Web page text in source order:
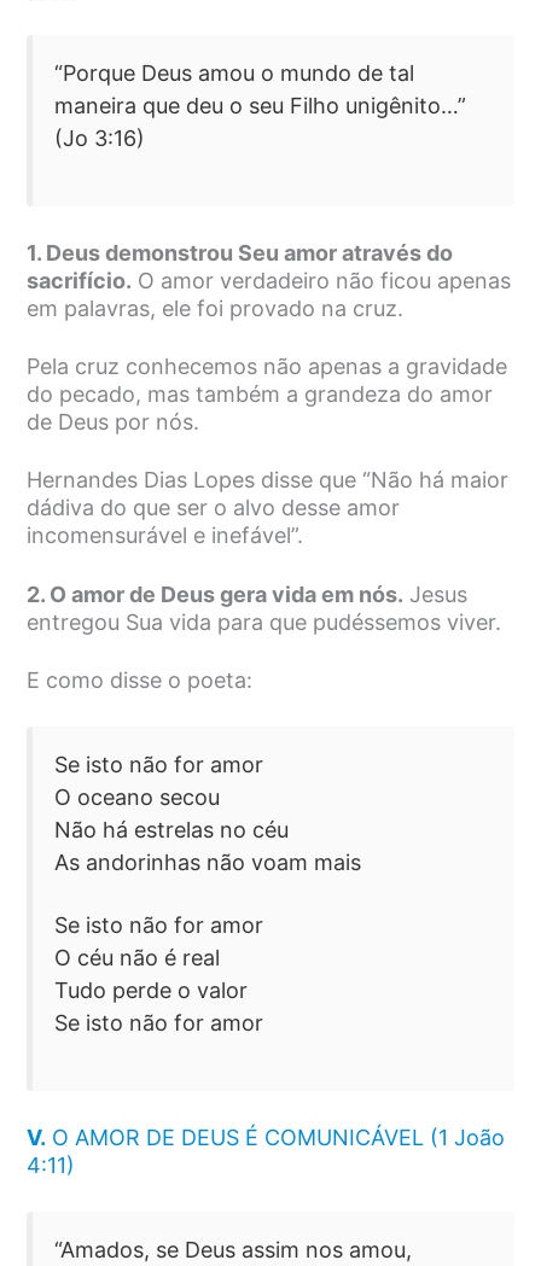
“Porque Deus amou o mundo de tal
maneira que deu o seu Filho unigênito…”
(Jo 3:16)
1. Deus demonstrou Seu amor através do
sacrifício. O amor verdadeiro não ficou apenas
em palavras, ele foi provado na cruz.
Pela cruz conhecemos não apenas a gravidade
do pecado, mas também a grandeza do amor
de Deus por nós.
Hernandes Dias Lopes disse que “Não há maior
dádiva do que ser o alvo desse amor
incomensurável e inefável”.
2. O amor de Deus gera vida em nós. Jesus
entregou Sua vida para que pudéssemos viver.
E como disse o poeta:
Se isto não for amor
O oceano secou
Não há estrelas no céu
As andorinhas não voam mais
Se isto não for amor
O céu não é real
Tudo perde o valor
Se isto não for amor
V. O AMOR DE DEUS É COMUNICÁVEL (1 João
4:11)
“Amados, se Deus assim nos amou,